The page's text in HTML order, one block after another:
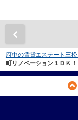
府中の賃貸エステート三松
町リノベーション１ＤＫ！